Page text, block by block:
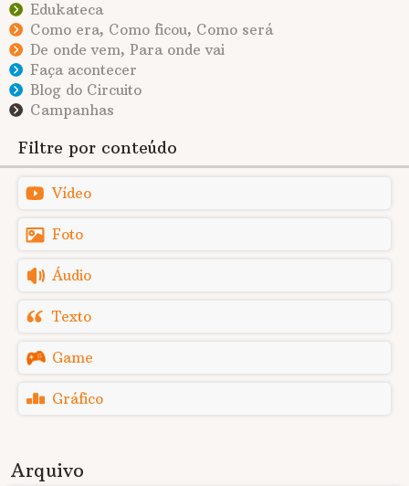
Edukateca
Como era, Como ficou, Como será
De onde vem, Para onde vai
Faça acontecer
Blog do Circuito
Campanhas
Filtre por conteúdo
Vídeo
Foto
Áudio
Texto
Game
Gráfico
Arquivo